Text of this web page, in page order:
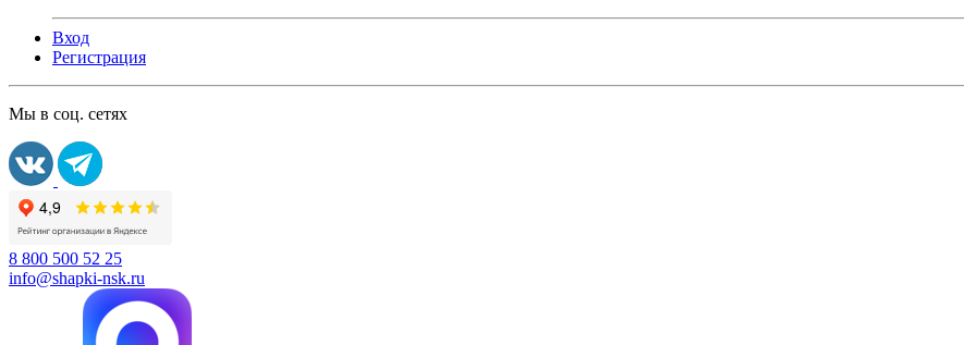
Вход
Регистрация
Мы в соц. сетях
8 800 500 52 25
info@shapki-nsk.ru